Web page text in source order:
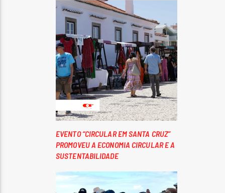
EVENTO “CIRCULAR EM SANTA CRUZ”
PROMOVEU A ECONOMIA CIRCULAR E A
SUSTENTABILIDADE